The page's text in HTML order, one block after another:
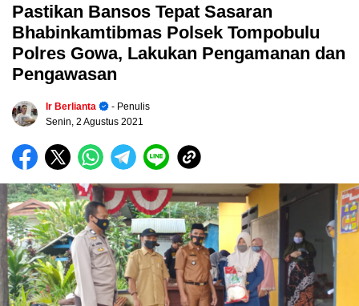
Pastikan Bansos Tepat Sasaran
Bhabinkamtibmas Polsek Tompobulu
Polres Gowa, Lakukan Pengamanan dan
Pengawasan
Ir Berlianta
- Penulis
Senin, 2 Agustus 2021